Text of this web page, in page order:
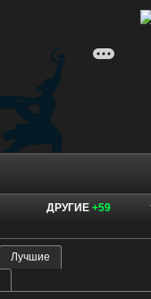
ДРУГИЕ +59
Лучшие